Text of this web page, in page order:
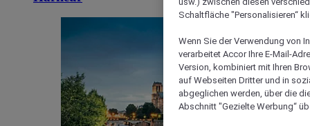
Schaltfläche "Personalisieren“
Wenn Sie der Verwendung von
verarbeitet Accor Ihre E-Mail-
Version, kombiniert mit Ihren
auf Webseiten Dritter und in
abgeglichen werden, über die
Abschnitt "Gezielte Werbung“